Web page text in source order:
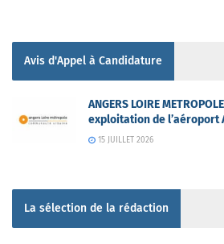
Avis d'Appel à Candidature
ANGERS LOIRE
exploitation de l’aéroport
15 JUILLET 2026
La sélection de la rédaction